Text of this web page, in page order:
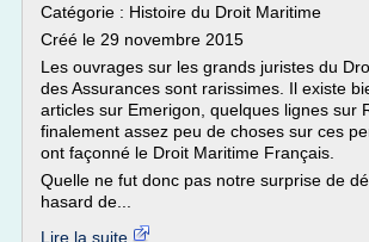
Catégorie : Histoire du Droit Maritime
Créé le 29 novembre 2015
Les ouvrages sur les grands juristes du
des Assurances sont rarissimes. Il existe
articles sur Emerigon, quelques lignes sur
finalement assez peu de choses sur ces
ont façonné le Droit Maritime Français.
Quelle ne fut donc pas notre surprise de
hasard de...
Lire la suite